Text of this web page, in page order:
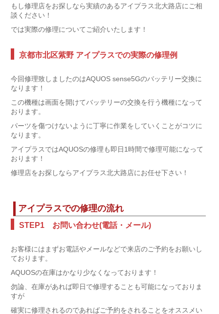
もし修理店をお探しなら実績のあるアイプラス北大路店にご相
談ください！
では実際の修理についてご紹介いたします！
京都市北区紫野 アイプラスでの実際の修理例
今回修理致しましたのはAQUOS sense5Gのバッテリー交換に
なります！
この機種は画面を開けてバッテリーの交換を行う機種になって
おります。
パーツを傷つけないように丁寧に作業をしていくことがコツに
なります。
アイプラスではAQUOSの修理も即日1時間で修理可能になって
おります！
修理店をお探しならアイプラス北大路店にお任せ下さい！
アイプラスでの修理の流れ
STEP1 お問い合わせ(電話・メール)
お客様にはまずお電話やメールなどで来店のご予約をお願いし
ております。
AQUOSの在庫はかなり少なくなっております！
勿論、在庫があれば即日で修理することも可能になっておりま
すが
確実に修理されるのであればご予約をされることをオススメい